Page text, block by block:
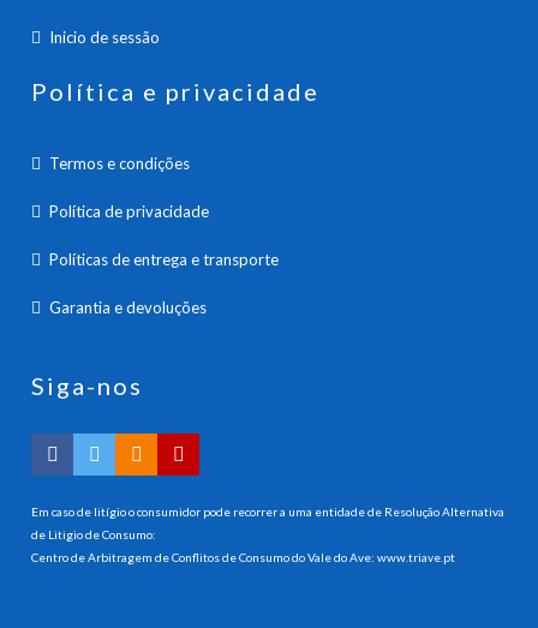
Inicio de sessão
Política e privacidade
Termos e condições
Política de privacidade
Políticas de entrega e transporte
Garantia e devoluções
Siga-nos
Em caso de litígio o consumidor pode recorrer a uma entidade de Resolução Alternativa
de Litigio de Consumo:
Centro de Arbitragem de Conflitos de Consumo do Vale do Ave:www.triave.pt